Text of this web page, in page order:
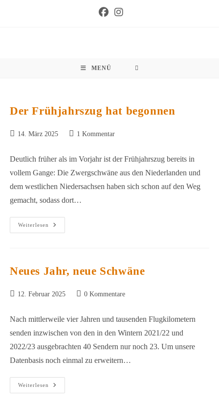
MENÜ
Der Frühjahrszug hat begonnen
Beitrag
14. März 2025
Beitrags-
1 Kommentar
Deutlich früher als im Vorjahr ist der Frühjahrszug bereits in
vollem Gange: Die Zwergschwäne aus den Niederlanden und
dem westlichen Niedersachsen haben sich schon auf den Weg
gemacht, sodass dort…
Weiterlesen
Der
Frühjahrszug
Neues Jahr, neue Schwäne
Beitrag
12. Februar 2025
Beitrags-
0 Kommentare
Nach mittlerweile vier Jahren und tausenden Flugkilometern
senden inzwischen von den in den Wintern 2021/22 und
2022/23 ausgebrachten 40 Sendern nur noch 23. Um unsere
Datenbasis noch einmal zu erweitern…
Weiterlesen
Neues
Jahr,